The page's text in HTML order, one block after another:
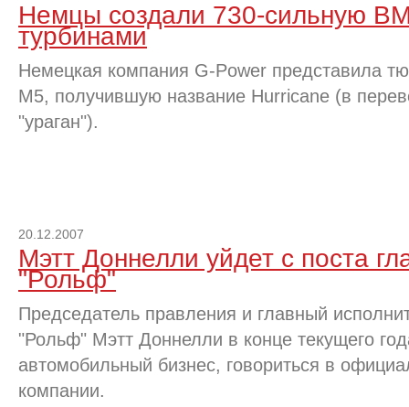
Немцы создали 730-сильную
турбинами
Немецкая компания G-Power представила
M5, получившую название Hurricane (в
"ураган").
20.12.2007
Мэтт Доннелли уйдет с поста
"Рольф"
Председатель правления и главный
"Рольф" Мэтт Доннелли в конце текущего
автомобильный бизнес, говориться в
компании.